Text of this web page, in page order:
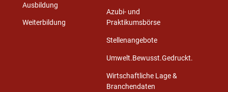
Ausbildung
Weiterbildung
Azubi- und
Praktikumsbörse
Stellenangebote
Umwelt.Bewusst.Gedruckt.
Wirtschaftliche Lage &
Branchendaten